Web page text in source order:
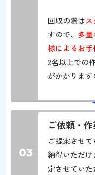
回収の際は
すので、 多量
様によるお手
2名以上での
がかかります
03
ご依頼・
ご提案させ
納得いただ
定させていた